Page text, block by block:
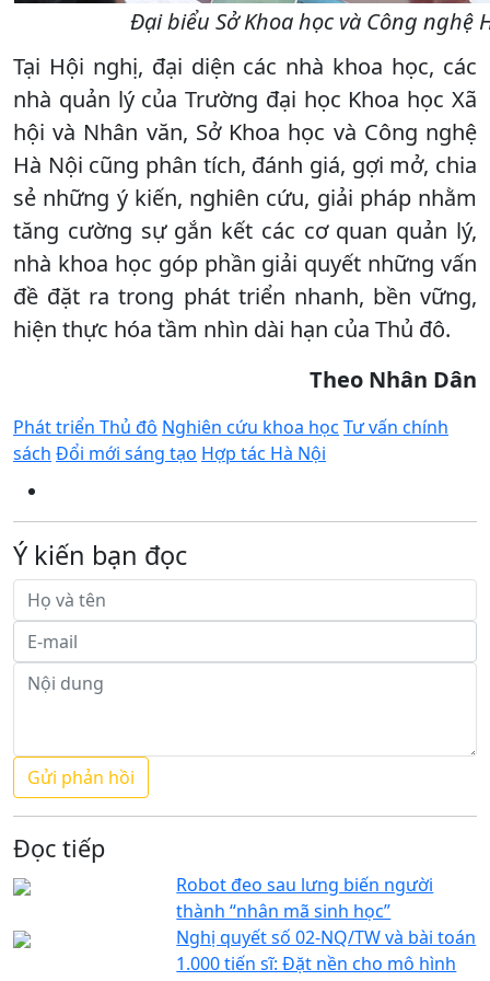
Đại biểu Sở Khoa học và Công nghệ
Tại Hội nghị, đại diện các nhà khoa học, các
nhà quản lý của Trường đại học Khoa học Xã
hội và Nhân văn, Sở Khoa học và Công nghệ
Hà Nội cũng phân tích, đánh giá, gợi mở, chia
sẻ những ý kiến, nghiên cứu, giải pháp nhằm
tăng cường sự gắn kết các cơ quan quản lý,
nhà khoa học góp phần giải quyết những vấn
đề đặt ra trong phát triển nhanh, bền vững,
hiện thực hóa tầm nhìn dài hạn của Thủ đô.
Theo Nhân Dân
Phát triển Thủ đô Nghiên cứu khoa học Tư vấn chính
sách Đổi mới sáng tạo Hợp tác Hà Nội
Ý kiến bạn đọc
Đọc tiếp
Robot đeo sau lưng biến người
thành “nhân mã sinh học”
Nghị quyết số 02-NQ/TW và bài toán
1.000 tiến sĩ: Đặt nền cho mô hình